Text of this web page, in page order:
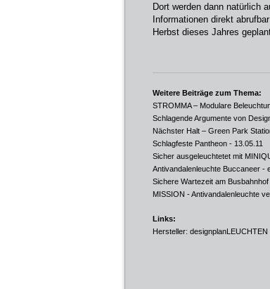
Dort werden dann natürlich
Informationen direkt
Herbst dieses Jahres
Weitere Beiträge zum Thema:
STROMMA – Modulare
Schlagende Argumente von
Nächster Halt – Green Park
Schlagfeste Pantheon - 13.05.11
Sicher ausgeleuchtetet mit
Antivandalenleuchte Buccaneer -
Sichere Wartezeit am
MISSION - Antivandalenleuchte
Links:
Hersteller: designplanLEUCHTEN